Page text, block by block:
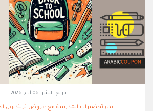
تاريخ النشر: 06 آب, 2026
ابدء تحضيرات المدرسة مع عروض ترينديول